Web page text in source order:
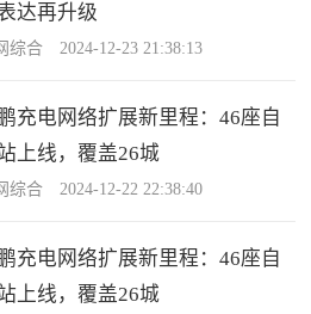
达再升级
综合 2024-12-23 21:38:13
充电网络扩展新里程：46座自
上线，覆盖26城
综合 2024-12-22 22:38:40
充电网络扩展新里程：46座自
上线，覆盖26城